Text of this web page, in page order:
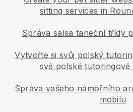
sitting services in
Správa salsa taneční třídy
Vytvořte si svůj polský
své polské
Správa vašeho námořního
mobilu